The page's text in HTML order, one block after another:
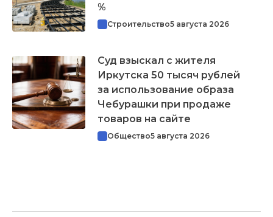
%
Строительство5 августа 2026
Суд взыскал с жителя
Иркутска 50 тысяч рублей
за использование образа
Чебурашки при продаже
товаров на сайте
Общество5 августа 2026